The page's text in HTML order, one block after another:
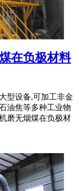
在负极材料
型设备,可加工非金
油焦等多种工业物
磨无烟煤在负极材